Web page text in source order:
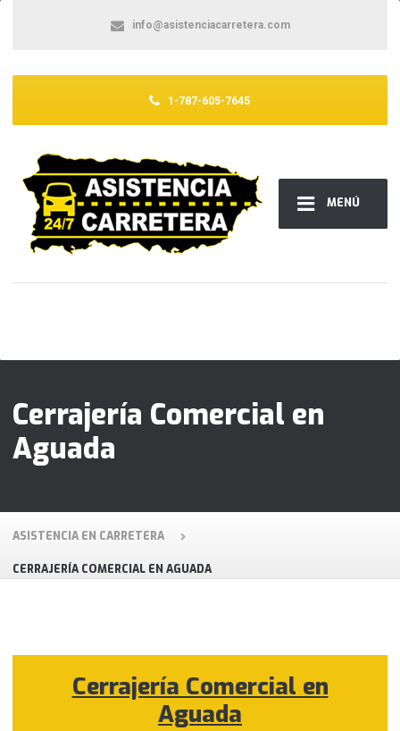
MENÚ
info@asistenciacarretera.com
1-787-605-7645
Cerrajería Comercial en
Aguada
ASISTENCIA EN CARRETERA
CERRAJERÍA COMERCIAL EN AGUADA
Cerrajería Comercial en
Aguada